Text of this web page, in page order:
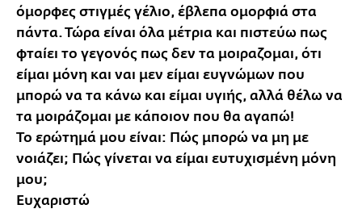
όμορφες στιγμές γέλιο, έβλεπα ομορφιά στα
πάντα. Τώρα είναι όλα μέτρια και πιστεύω πως
φταίει το γεγονός πως δεν τα μοιραζομαι, ότι
είμαι μόνη και ναι μεν είμαι ευγνώμων που
μπορώ να τα κάνω και είμαι υγιής, αλλά θέλω να
τα μοιράζομαι με κάποιον που θα αγαπώ!
Το ερώτημά μου είναι: Πώς μπορώ να μη με
νοιάζει; Πώς γίνεται να είμαι ευτυχισμένη μόνη
μου;
Ευχαριστώ